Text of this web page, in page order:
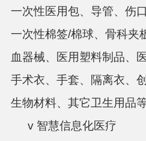
一次性医用包、导管、伤
一次性棉签/棉球、 骨科夹
血器械、医用塑料制品、
手术衣、手套、隔离衣、
生物材料、其它卫生用品等
v 智慧信息化医疗